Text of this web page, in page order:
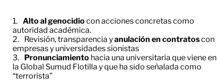
Alto al genocidio con acciones concretas como
autoridad académica.
Revisión, transparencia yanulación en contratoscon
empresas y universidades sionistas
Pronunciamiento hacia una universitaria que viene en
la Global Sumud Flotilla y que ha sido señalada como
“terrorista”